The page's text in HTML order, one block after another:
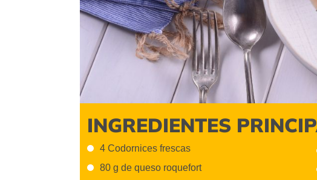
Previous
INGREDIENTES
4 Codornices frescas
80 g de queso roquefort